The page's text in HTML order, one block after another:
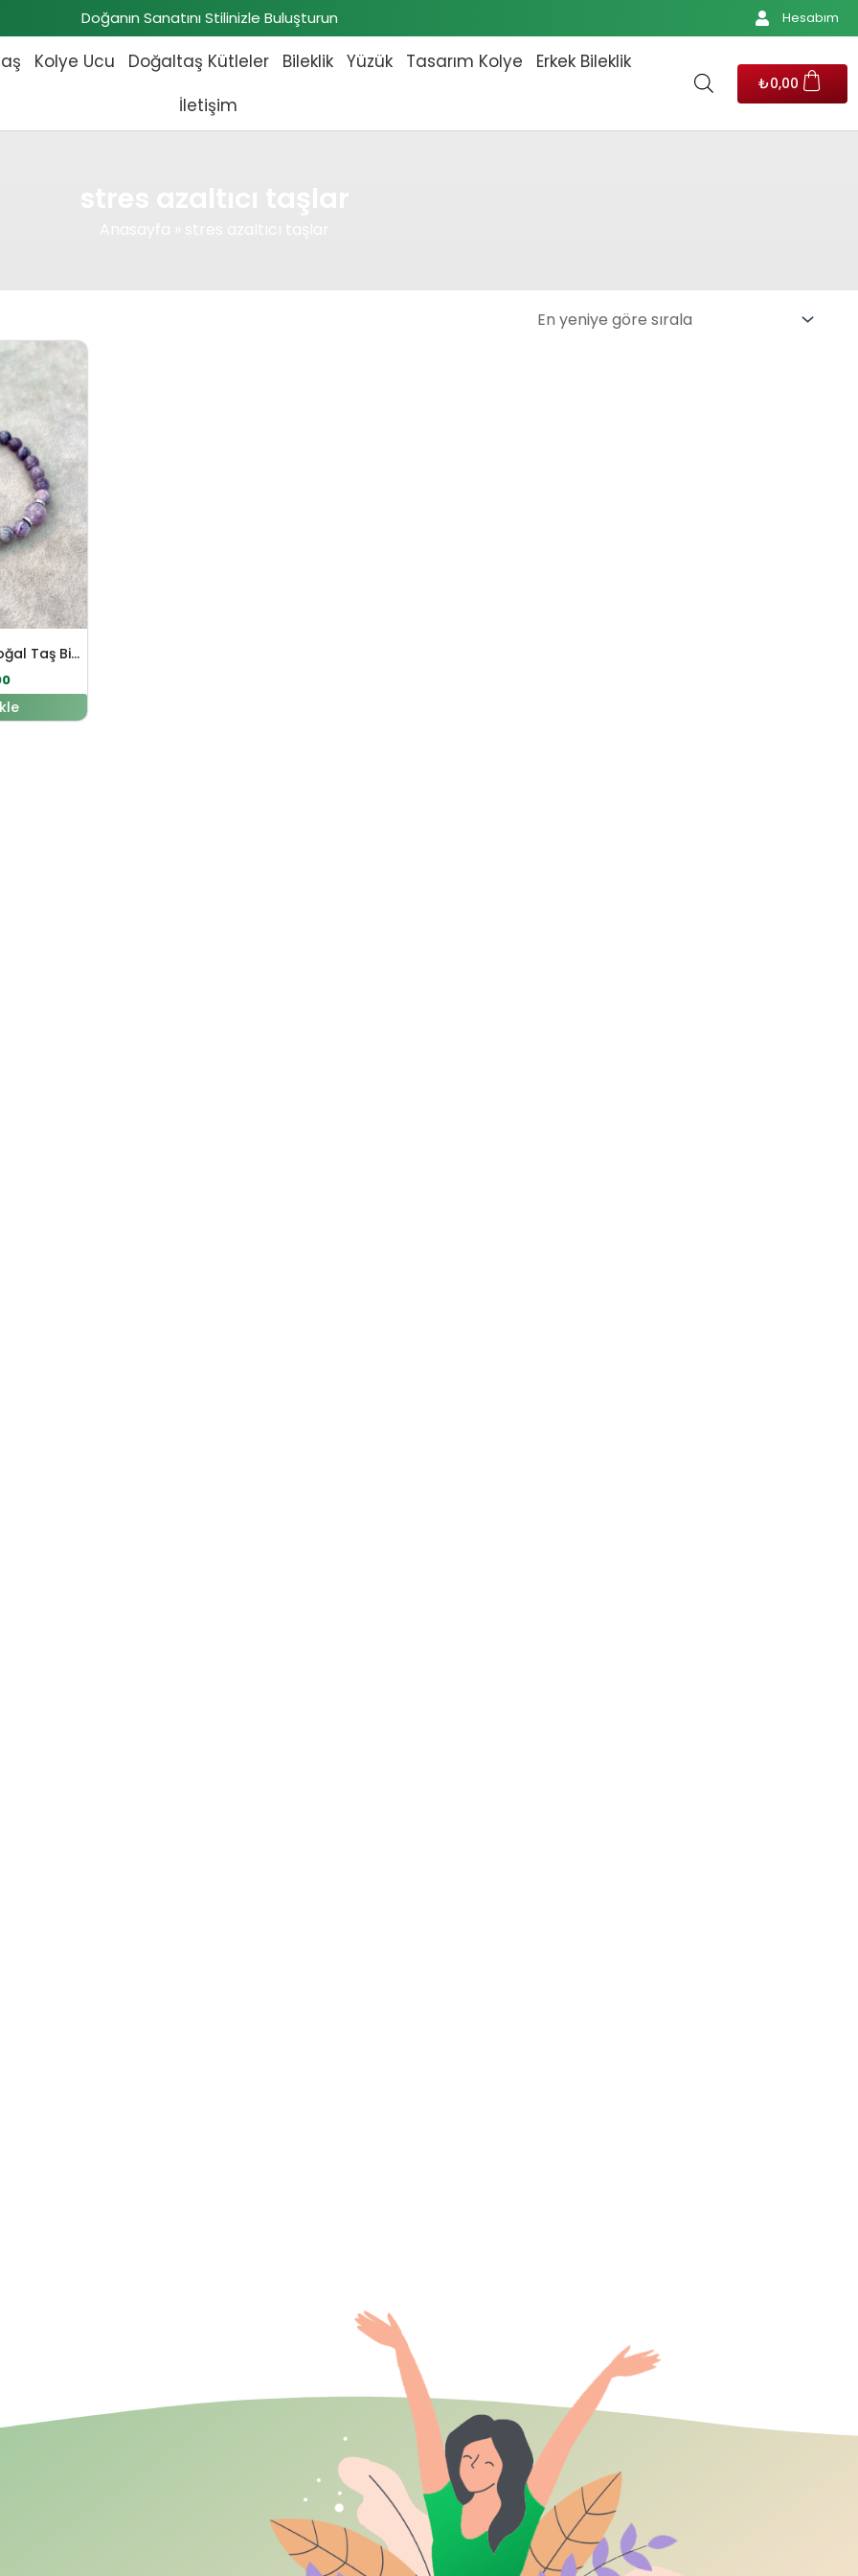
Doğanın Sanatını Stilinizle Buluşturun Hesabım
Kolye Ucu Doğaltaş Kütleler Bileklik Yüzük Tasarım Kolye
Erkek Bileklik
İletişim
₺0,00
Sugilit – Çeroit Doğal Taş Bileklik
₺1.771,00.
Şu andaki fiyat: ₺1.610,00.